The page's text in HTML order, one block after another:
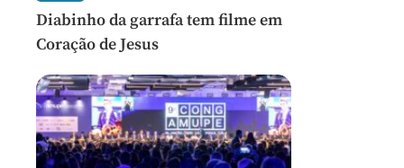
Diabinho da garrafa tem filme em
Coração de Jesus